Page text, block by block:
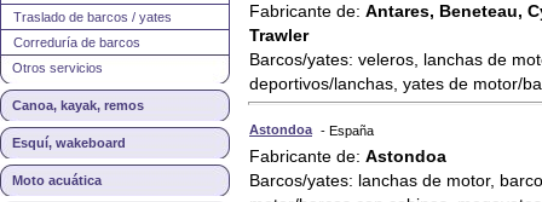
Traslado de barcos / yates
Correduría de barcos
Otros servicios
Canoa, kayak, remos
Esquí, wakeboard
Moto acuática
Fabricante de: Antares, Beneteau,
Trawler
Barcos/yates: veleros, lanchas de
deportivos/lanchas, yates de motor/
Astondoa - España
Fabricante de: Astondoa
Barcos/yates: lanchas de motor,